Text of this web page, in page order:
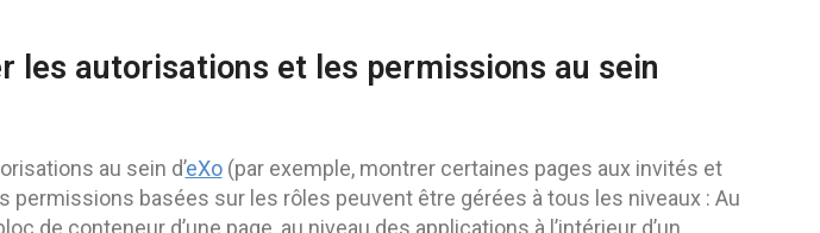
les autorisations et les permissions au sein
au sein d’eXo(par exemple, montrer certaines pages aux invités et
permissions basées sur les rôles peuvent être gérées à tous les niveaux : Au
de conteneur d’une page, au niveau des applications à l’intérieur d’un